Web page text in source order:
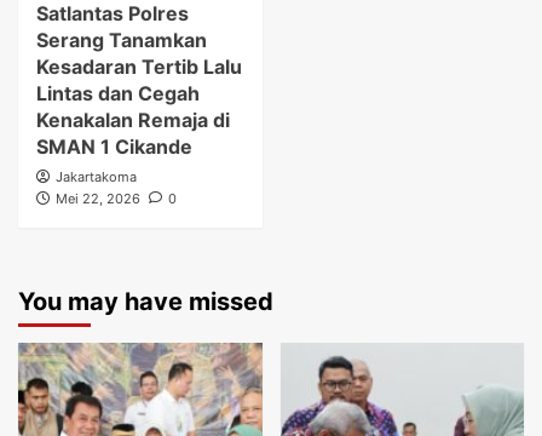
Satlantas Polres
Serang Tanamkan
Kesadaran Tertib Lalu
Lintas dan Cegah
Kenakalan Remaja di
SMAN 1 Cikande
Jakartakoma
Mei 22, 2026
0
You may have missed